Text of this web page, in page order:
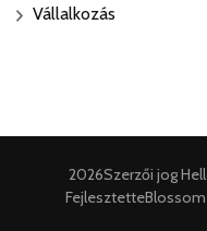
Vállalkozás
2026Szerzői jog
Fejlesztette